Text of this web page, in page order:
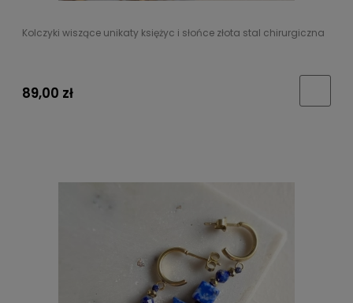
Kolczyki wiszące unikaty księżyc i słońce złota stal chirurgiczna
89,00 zł